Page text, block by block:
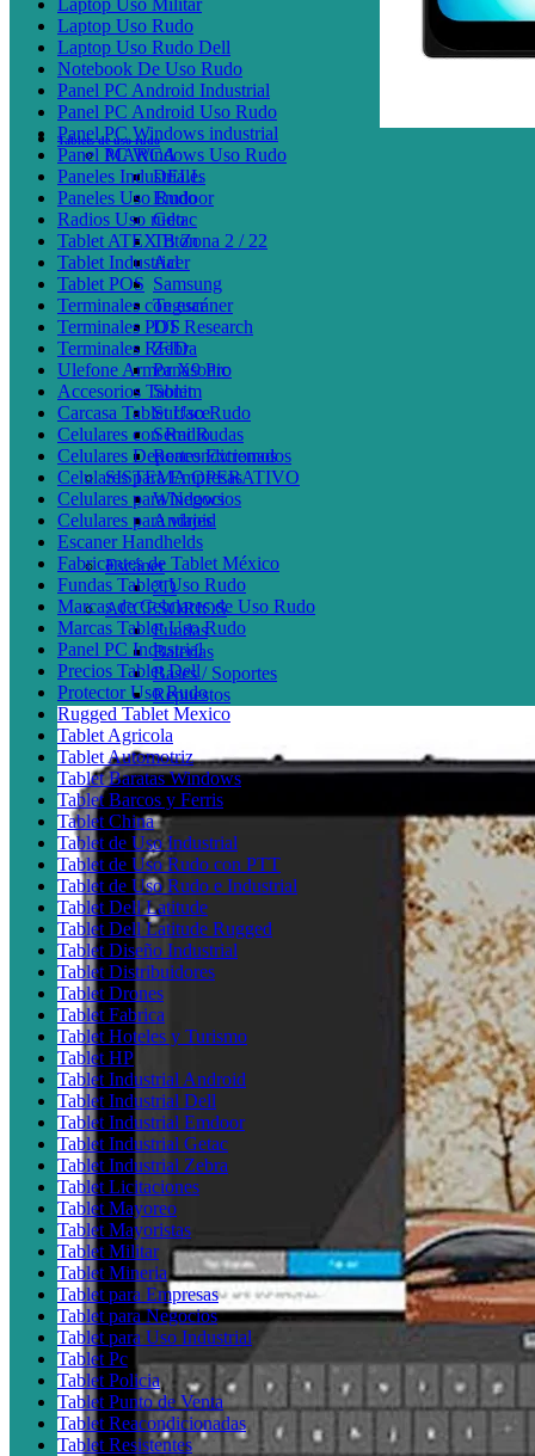
Tablets de uso rudo
MARCA
DELL
Emdoor
Getac
Triton
Acer
Samsung
Teguar
DT Research
Zebra
Panasonic
Sonim
Surface
Semi Rudas
Reacondicionados
SISTEMA OPERATIVO
Windows
Android
Escáner
2D
ACCESORIOS
Fundas
Baterías
Bases / Soportes
Repuestos
Laptop Uso Militar
Laptop Uso Rudo
Laptop Uso Rudo Dell
Notebook De Uso Rudo
Panel PC Android Industrial
Panel PC Android Uso Rudo
Panel PC Windows industrial
Panel PC Windows Uso Rudo
Paneles Industriales
Paneles Uso Rudo
Radios Uso rudo
Tablet ATEX B Zona 2 / 22
Tablet Industrial
Tablet POS
Terminales con escáner
Terminales POS
Terminales RFID
Ulefone Armor X9 Pro
Accesorios Tablet
Carcasa Tablet Uso Rudo
Celulares con Radio
Celulares Deportes Extremos
Celulares para Empresas
Celulares para Negocios
Celulares para viajes
Escaner Handhelds
Fabricantes de Tablet México
Fundas Tablet Uso Rudo
Marcas de Celulares de Uso Rudo
Marcas Tablet Uso Rudo
Panel PC Industrial
Precios Tablet Dell
Protector Uso Rudo
Rugged Tablet Mexico
Tablet Agricola
Tablet Automotriz
Tablet Baratas Windows
Tablet Barcos y Ferris
Tablet China
Tablet de Uso Industrial
Tablet de Uso Rudo con PTT
Tablet de Uso Rudo e Industrial
Tablet Dell Latitude
Tablet Dell Latitude Rugged
Tablet Diseño Industrial
Tablet Distribuidores
Tablet Drones
Tablet Fabrica
Tablet Hoteles y Turismo
Tablet HP
Tablet Industrial Android
Tablet Industrial Dell
Tablet Industrial Emdoor
Tablet Industrial Getac
Tablet Industrial Zebra
Tablet Licitaciones
Tablet Mayoreo
Tablet Mayoristas
Tablet Militar
Tablet Mineria
Tablet para Empresas
Tablet para Negocios
Tablet para Uso Industrial
Tablet Pc
Tablet Policia
Tablet Punto de Venta
Tablet Reacondicionadas
Tablet Resistentes